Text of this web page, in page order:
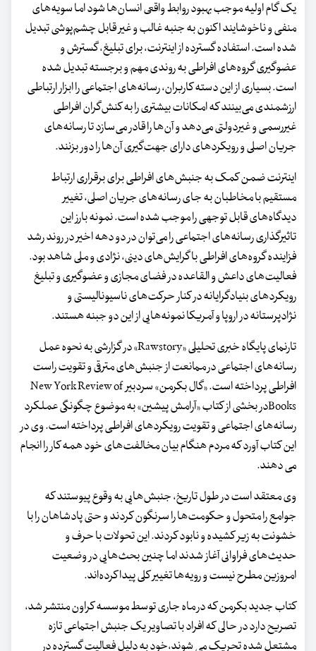
یک گام اولیه موجب بهبود روابط واقعی انسان‌ها شود اما سویه‌های
منفی و ناخوشایند اکنون به جنبه غالب و غیر قابل چشم‌پوشی تبدیل
شده است. استفاده‌ گسترده از اینترنت، برای تبلیغ، گسترش و
عضوگیری گروه‌های افراطی به روندی مهم و برجسته تبدیل شده
است. بسیاری از این دسته کاربران، رسانه‌های اجتماعی را ابزار ارتباطی
ارزشمندی می‌بینند که امکانات بیشتری را به کنش‌گران افراطی
غیررسمی و غیردولتی می‌دهد و آن‌ها را قادر می‌سازد تا رسانه‌های
جریان اصلی و رویکردهای دارای جهت‌گیری آن‌ها را دور بزنند.
اینترنت ضمن کمک به جنبش‌های افراطی برای برقراری ارتباط
مستقیم با مخاطبان به جای رسانه‌های جریان اصلی، تغییر
دیدگاه‌های قابل توجهی را موجب شده است. نمونه بارز این
تاثیرگذاری رسانه‌های اجتماعی را می‌توان در دو دهه اخیر در روند رشد
فزاینده گروه‌های افراطی با گرایش‌های دینی، نژادی و ملی شاهد بود.
فعالیت‌های داعش و القاعده در فضای مجازی و عضوگیری و تبلیغ
رویکردهای بنیادگرایانه در کنار حرکت‌های ناسیونالیستی و
نژادپرستانه در اروپا و آمریکا نمونه‌هایی از این دو جبنه هستند.
تارنمای پایگاه خبری تحلیلی «Rawstory» در گزارشی به نحوه عمل
رسانه‌های اجتماعی در ممانعت از جنبش‌های مترقی و تقویت راست
افراطی پرداخته است. «گال بکرمن» سردبیر New York Review of
Booksدر بخشی از کتاب «آرامش پیشین» به موضوع چگونگی عملکرد
رسانه‌های اجتماعی و تقویت رویکردهای افراطی پرداخته است. وی در
این کتاب آورد که مردم هنگام بیان مخالفت‌های خود همه کار را انجام
می دهند.
وی معتقد است در طول تاریخ، جنبش‌هایی به وقوع پیوستند که
جوامع را متحول و حکومت‌ها را سرنگون کردند و حتی پادشاهان را با
خشونت به زیر کشیده و نابود کردند. این تحولات با حرف و
حدیث‌های فراوانی آغاز شدند اما چنین بحث‌هایی در وضعیت
امروزین مطرح نیست و رویه‌ها تغییر کلی پیدا کرده‌اند.
کتاب جدید بکرمن که در ماه جاری توسط موسسه کراون منتشر شد،
تصریح دارد در حالی که افراد با تصاویر یک جنبش اجتماعی تازه
مشتعل شده تحریک می شوند،خود به دلیل فعالیت گسترده در